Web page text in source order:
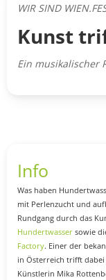
WIR SIND
Kunst
Ein musikalischer
Info
Was haben
mit Perlenzucht und
Rundgang durch das
Hundertwasser sowie
Factory. Einer der
in Österreich trifft dabei
Künstlerin Mika